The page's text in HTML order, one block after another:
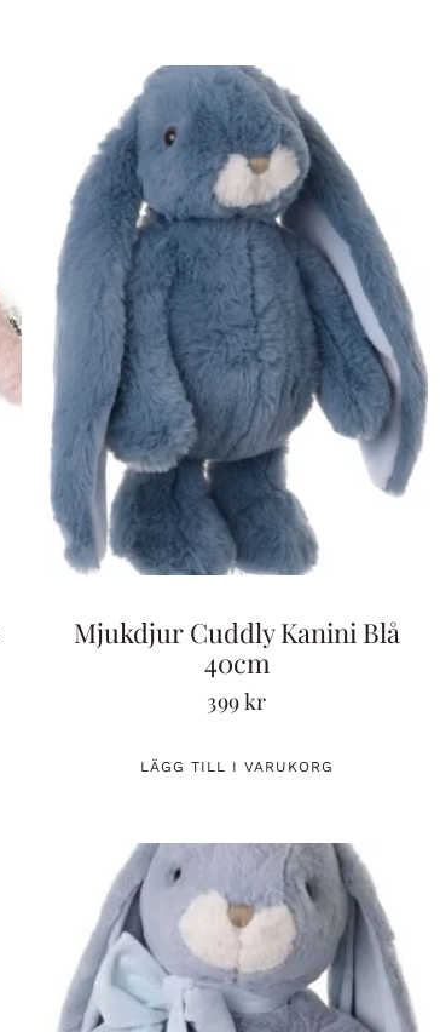
Mjukdjur Cuddly Kanini Blå
40cm
399kr
LÄGG TILL I VARUKORG